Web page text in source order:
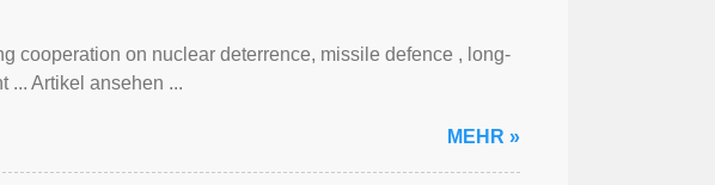
cooperation on nuclear ‌deterrence, missile defence , long-
... Artikel ansehen ...
MEHR »